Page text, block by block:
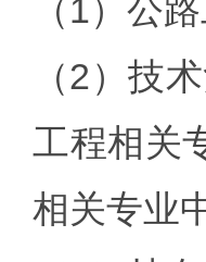
（1）公
（2）技
工程相关
相关专业